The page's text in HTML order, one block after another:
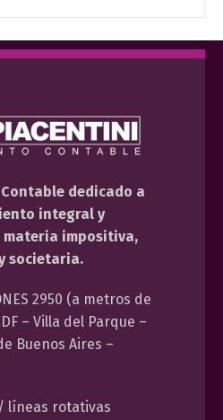
dedicado a
integral y
impositiva,
societaria.
2950 (a metros de
– Villa del Parque –
Buenos Aires –
/ líneas rotativas